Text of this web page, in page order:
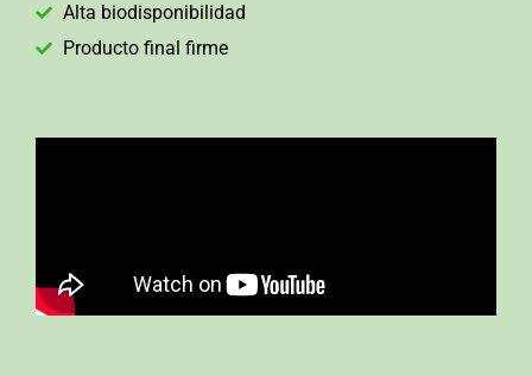
Alta biodisponibilidad
Producto final firme